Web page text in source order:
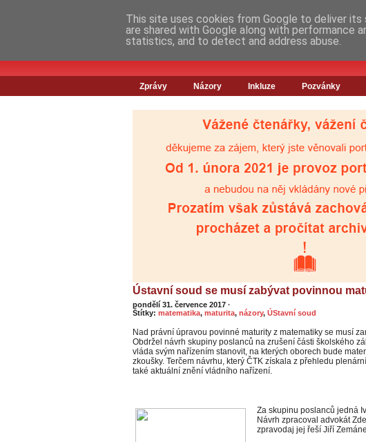
Zprávy Názory Inkluze Pozvánky
Ústavní soud se musí zabývat povinnou
pondělí 31. července 2017 ·
Štítky: matematika, maturita, názory, ÚStavní soud
Nad právní úpravou povinné maturity z matematiky se musí
Obdržel návrh skupiny poslanců na zrušení části školského
vláda svým nařízením stanovit, na kterých oborech bude
zkoušky. Terčem návrhu, který ČTK získala z přehledu
také aktuální znění vládního nařízení.
Za skupinu poslanců jedná
Návrh zpracoval advokát
zpravodaj jej řeší Jiří
This site uses cookies from Google to deliver
are shared with Google along with performance
statistics, and to detect and address abuse.